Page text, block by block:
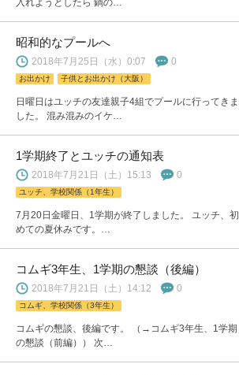
入れようとしたら 鍋の…
昭和的なプールへ
2018年7月25日（水）0:07 0
お出かけ 子供とお出かけ（大阪）
日曜日はユッチの友達親子4組でプールに行ってきま
した。 混み混みのイケ…
1学期終了とユッチの通知表
2018年7月21日（土）15:13 0
ユッチ、学校関係（1年生）
7月20日金曜日、1学期が終了しました。 ユッチ、初
めての夏休みです。…
コムギ3年生、1学期の懇談（後編）
2018年7月21日（土）14:12 0
コムギ、学校関係（3年生）
コムギの懇談、後編です。 （→コムギ3年生、1学期
の懇談（前編）） 次…